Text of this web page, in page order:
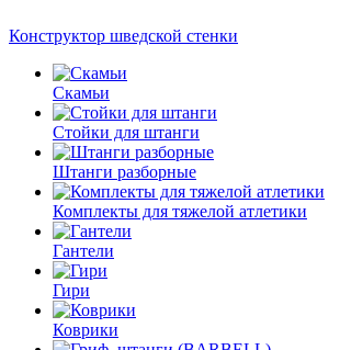
Конструктор шведской стенки
Скамьи
Стойки для штанги
Штанги разборные
Комплекты для тяжелой атлетики
Гантели
Гири
Коврики